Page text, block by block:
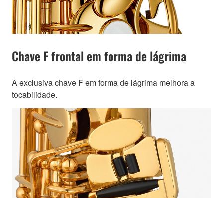
Chave F frontal em forma de lágrima
A exclusiva chave F em forma de lágrima melhora a
tocabilidade.